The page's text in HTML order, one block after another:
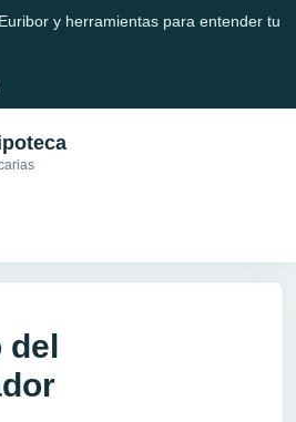
y herramientas para entender tu
del